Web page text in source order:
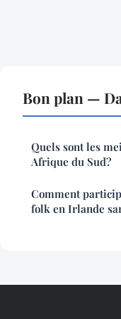
Bon plan —
Quels sont les
Afrique du Sud?
Comment
folk en Irlande